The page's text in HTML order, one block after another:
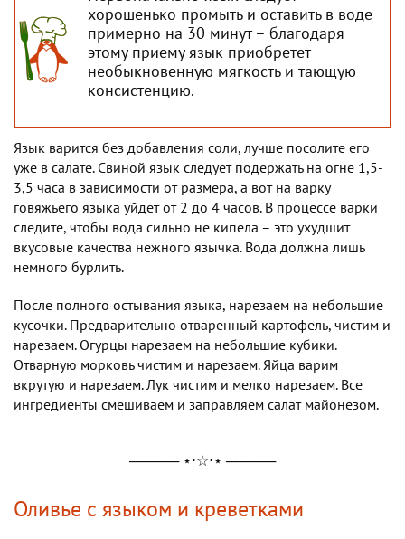
хорошенько промыть и оставить в воде
примерно на 30 минут – благодаря
этому приему язык приобретет
необыкновенную мягкость и тающую
консистенцию.
Язык варится без добавления соли, лучше посолите его
уже в салате. Свиной язык следует подержать на огне 1,5-
3,5 часа в зависимости от размера, а вот на варку
говяжьего языка уйдет от 2 до 4 часов. В процессе варки
следите, чтобы вода сильно не кипела – это ухудшит
вкусовые качества нежного язычка. Вода должна лишь
немного бурлить.
После полного остывания языка, нарезаем на небольшие
кусочки. Предварительно отваренный картофель, чистим и
нарезаем. Огурцы нарезаем на небольшие кубики.
Отварную морковь чистим и нарезаем. Яйца варим
вкрутую и нарезаем. Лук чистим и мелко нарезаем. Все
ингредиенты смешиваем и заправляем салат майонезом.
───── ⋆⋅☆⋅⋆ ─────
Оливье с языком и креветками